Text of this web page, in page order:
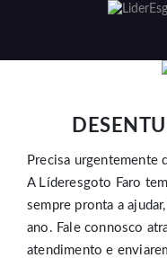
Precisa urgentemente
A Líderesgoto Faro
sempre pronta a
ano. Fale connosco
atendimento e